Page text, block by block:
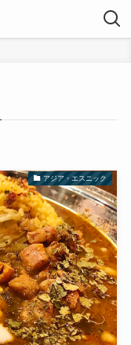
アジア・エスニック